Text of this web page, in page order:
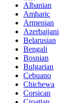
Albanian
Amharic
Armenian
Azerbaijani
Belarusian
Bengali
Bosnian
Bulgarian
Cebuano
Chichewa
Corsican